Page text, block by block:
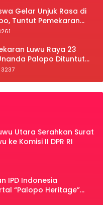
Gelar Unjuk Rasa di
Tuntut Pemekaran
Luwu Raya 23
Palopo Dituntut
3237
Utara Serahkan Surat
ke Komisi II DPR RI
IPD Indonesia
“Palopo Heritage”